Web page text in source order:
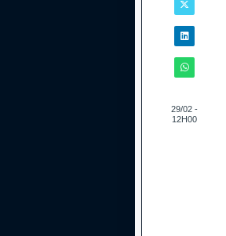
29/02 -
12H00